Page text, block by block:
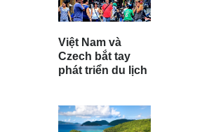
Việt Nam và
Czech bắt tay
phát triển du lịch